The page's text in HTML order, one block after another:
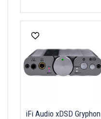
iFi Audio xDSD Gryphon